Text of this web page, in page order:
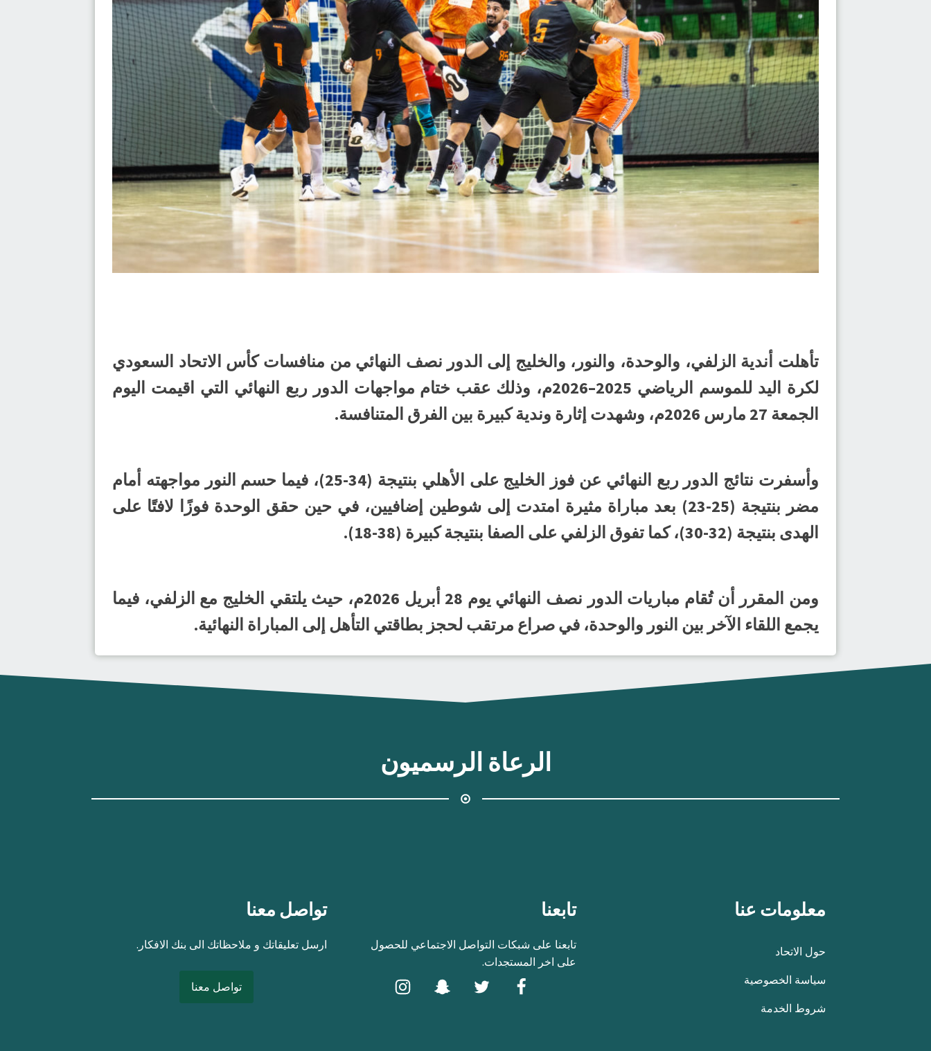
تأهلت أندية الزلفي، والوحدة، والنور، والخليج إلى الدور نصف النهائي من منافسات كأس الاتحاد السعودي
لكرة اليد للموسم الرياضي 2025–2026م، وذلك عقب ختام مواجهات الدور ربع النهائي التي اقيمت اليوم
الجمعة 27 مارس 2026م، وشهدت إثارة وندية كبيرة بين الفرق المتنافسة.
وأسفرت نتائج الدور ربع النهائي عن فوز الخليج على الأهلي بنتيجة (34-25)، فيما حسم النور مواجهته أمام
مضر بنتيجة (25-23) بعد مباراة مثيرة امتدت إلى شوطين إضافيين، في حين حقق الوحدة فوزًا لافتًا على
الهدى بنتيجة (32-30)، كما تفوق الزلفي على الصفا بنتيجة كبيرة (38-18).
ومن المقرر أن تُقام مباريات الدور نصف النهائي يوم 28 أبريل 2026م، حيث يلتقي الخليج مع الزلفي، فيما
يجمع اللقاء الآخر بين النور والوحدة، في صراع مرتقب لحجز بطاقتي التأهل إلى المباراة النهائية.
الرعاة الرسميون
معلومات عنا
حول الاتحاد
سياسة الخصوصية
شروط الخدمة
تابعنا
تابعنا على شبكات التواصل الاجتماعي للحصول
على اخر المستجدات.
تواصل معنا
ارسل تعليقاتك و ملاحظاتك الى بنك الافكار.
تواصل معنا